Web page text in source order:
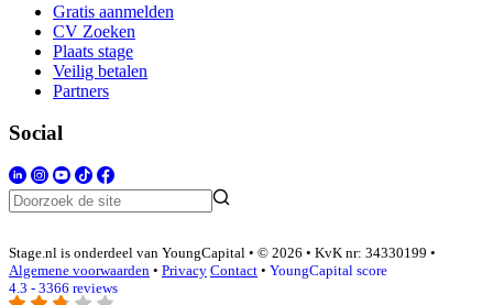
Gratis aanmelden
CV Zoeken
Plaats stage
Veilig betalen
Partners
Social
Stage.nl is onderdeel van YoungCapital • © 2026 • KvK nr: 34330199 •
Algemene voorwaarden • Privacy Contact • YoungCapital score
4.3 - 3366 reviews